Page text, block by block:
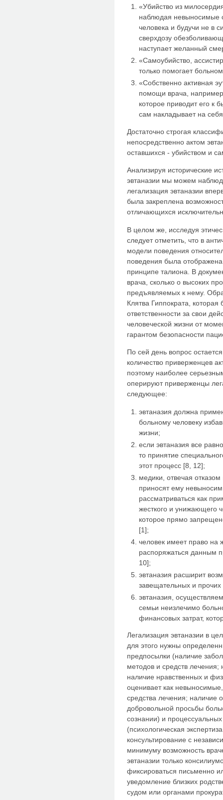
«Убийство из
наблюдая невыносимые
человека и будучи не в
сверхдозу
наступает желанный
«Самоубийство,
только помогает
«Собственно активная
помощи врача,
которое приводит его к
сам накладывает на
Достаточно строгая
непосредственно актом
оставшихся - убийством и
Анализируя исторические
эвтаназии мы можем
легализация эвтаназии
была закреплена
отличающихся
В целом же, исследуя
следует отметить, что в
модели поведения
поведения была
принципе талиона. В
врача, сколько о высоких
предъявляемых к нему.
Клятва Гиппократа,
ответственности за свои
человеческой жизни от
гарантом безопасности
По сей день вопрос
количество приверженцев
поэтому наиболее
оперируют приверженцы
следующее:
эвтаназия должна
больному человеку
жизни;
если эвтаназия все
то принятие
этот процесс [8, 12];
медики, отвечая
приносят ему
рассматриваться как
жесткого и унижающего
которое прямо
[1];
человек имеет право на
распоряжаться данным
10];
эвтаназия расширит
завещательных и
эвтаназия,
семьи неизлечимо
финансовых затрат,
Легализация эвтаназии в
для этого нужны
предпосылки (наличие
методов и средств лечения;
наличие нравственных и
оценивает как
средства лечения; наличие
добровольной просьбы
сознании) и
(психологическая
консультирование с
минимуму возможность
эвтаназии только
фиксироваться письменно
уведомление близких
судом или органами